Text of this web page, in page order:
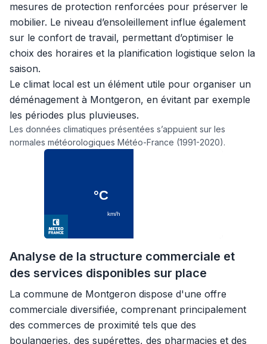
mesures de protection renforcées pour préserver le
mobilier. Le niveau d’ensoleillement influe également
sur le confort de travail, permettant d’optimiser le
choix des horaires et la planification logistique selon la
saison.
Le climat local est un élément utile pour organiser un
déménagement à Montgeron, en évitant par exemple
les périodes plus pluvieuses.
Les données climatiques présentées s’appuient sur les
normales météorologiques Météo-France (1991-2020).
Analyse de la structure commerciale et
des services disponibles sur place
La commune de Montgeron dispose d'une offre
commerciale diversifiée, comprenant principalement
des commerces de proximité tels que des
boulangeries, des supérettes, des pharmacies et des